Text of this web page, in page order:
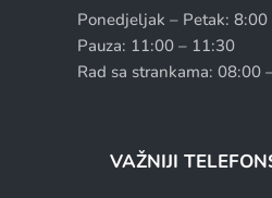
Ponedjeljak – Petak:
Pauza: 11:00 – 11:30
Rad sa strankama: 08:00
VAŽNIJI